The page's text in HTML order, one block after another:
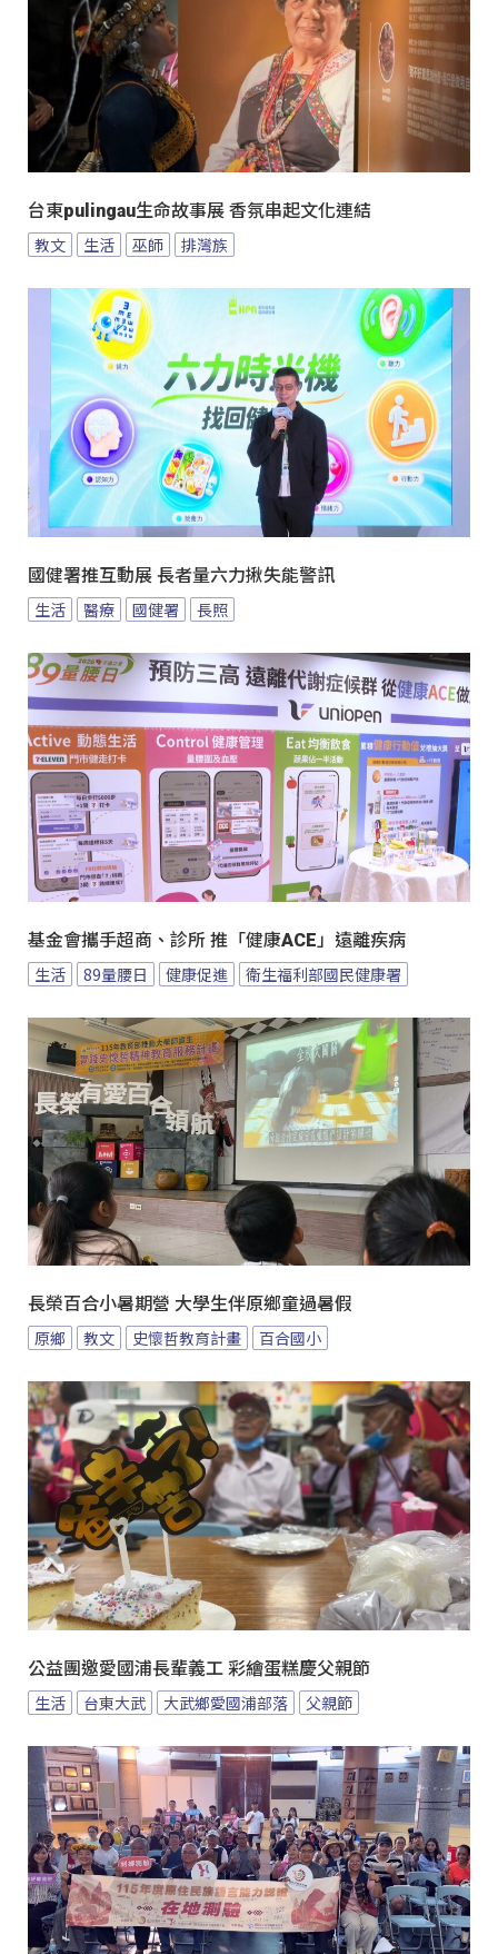
台東pulingau生命故事展 香氛串起文化連結
教文 生活 巫師 排灣族
國健署推互動展 長者量六力揪失能警訊
生活 醫療 國健署 長照
基金會攜手超商、診所 推「健康ACE」遠離疾病
生活 89量腰日 健康促進 衛生福利部國民健康署
長榮百合小暑期營 大學生伴原鄉童過暑假
原鄉 教文 史懷哲教育計畫 百合國小
公益團邀愛國浦長輩義工 彩繪蛋糕慶父親節
生活 台東大武 大武鄉愛國浦部落 父親節